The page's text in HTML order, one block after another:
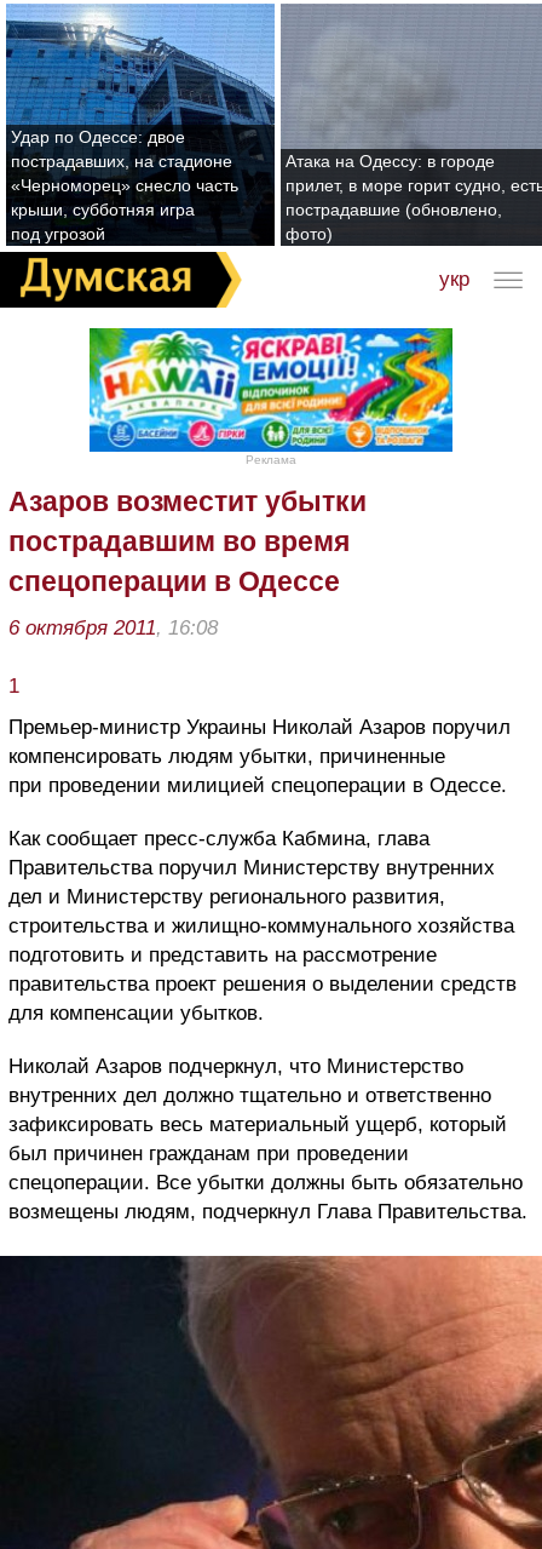
Удар по Одессе: двое
пострадавших, на стадионе
«Черноморец» снесло часть
крыши, субботняя игра
под угрозой
Атака на Одессу: в городе
прилет, в море горит судно,
пострадавшие (обновлено,
фото)
укр
Реклама
Азаров возместит убытки
пострадавшим во время
спецоперации в Одессе
6 октября 2011, 16:08
1
Премьер-министр Украины Николай Азаров поручил
компенсировать людям убытки, причиненные
при проведении милицией спецоперации в Одессе.
Как сообщает пресс-служба Кабмина, глава
Правительства поручил Министерству внутренних
дел и Министерству регионального развития,
строительства и жилищно-коммунального хозяйства
подготовить и представить на рассмотрение
правительства проект решения о выделении средств
для компенсации убытков.
Николай Азаров подчеркнул, что Министерство
внутренних дел должно тщательно и ответственно
зафиксировать весь материальный ущерб, который
был причинен гражданам при проведении
спецоперации. Все убытки должны быть обязательно
возмещены людям, подчеркнул Глава Правительства.